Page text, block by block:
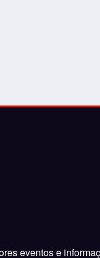
eventos e